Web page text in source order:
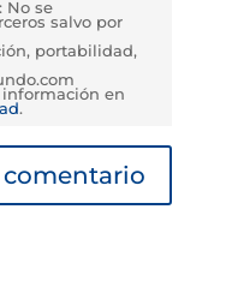
No se
salvo por
portabilidad,
en
.